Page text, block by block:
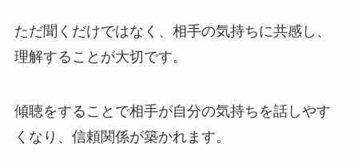
ただ聞くだけではなく、相手の気持ちに共感し、
理解することが大切です。
傾聴をすることで相手が自分の気持ちを話しやす
くなり、信頼関係が築かれます。